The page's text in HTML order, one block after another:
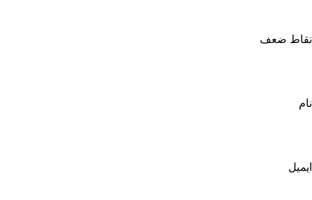
نقاط ضعف
نام
ایمیل